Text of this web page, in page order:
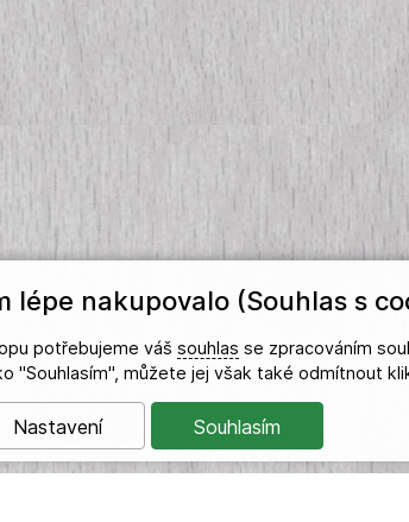
lépe nakupovalo (Souhlas s
potřebujeme váš souhlas se zpracováním
"Souhlasím", můžete jej však také odmítnout
Nastavení Souhlasím